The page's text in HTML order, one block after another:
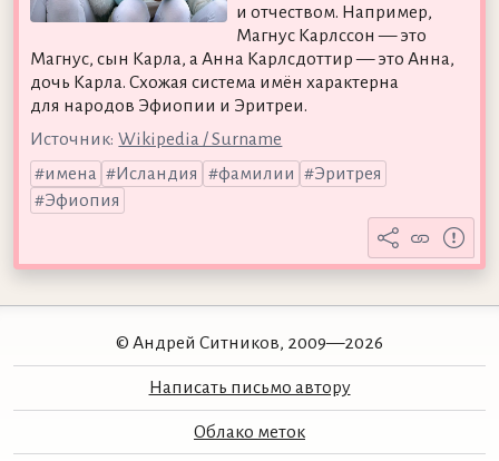
и отчеством. Например,
Магнус Карлссон — это
Магнус, сын Карла, а Анна Карлсдоттир — это Анна,
дочь Карла. Схожая система имён характерна
для народов Эфиопии и Эритреи.
Источник: Wikipedia / Surname
имена
Исландия фамилии
Эритрея
Эфиопия
© Андрей Ситников, 2009—2026
Написать письмо автору
Облако меток